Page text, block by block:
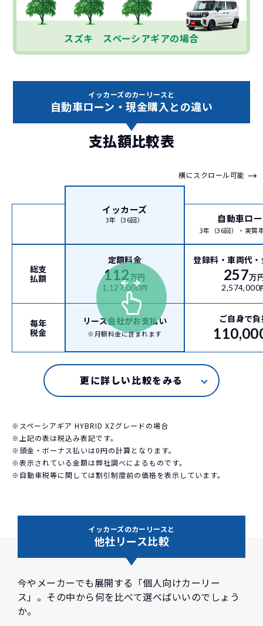
スズキ スペーシアギアの場合
イッカーズのカーリースと
自動車ローン・現金購入との違い
支払額比較表
横にスクロール可能 →
イッカーズ
3年（36回） 自動車ロ
3年（36回）・実質
総支
払額
定額料金
112万円
1,127,000円
登録料・車両代
257万
2,574,000
毎年
税金
リース会社がお支払い
※月額料金に含まれます
ご自身で
※スペーシアギア HYBRID XZグレードの場合
※上記の表は税込み表記です。
※頭金・ボーナス払いは0円の計算となります。
※表示されている金額は弊社調べによるものです。
※自動車税等に関しては割引制度前の価格を表示しています。
イッカーズのカーリースと
他社リース比較
今やメーカーでも展開する「個人向けカーリー
ス」。その中から何を比べて選べばいいのでしょう
か。